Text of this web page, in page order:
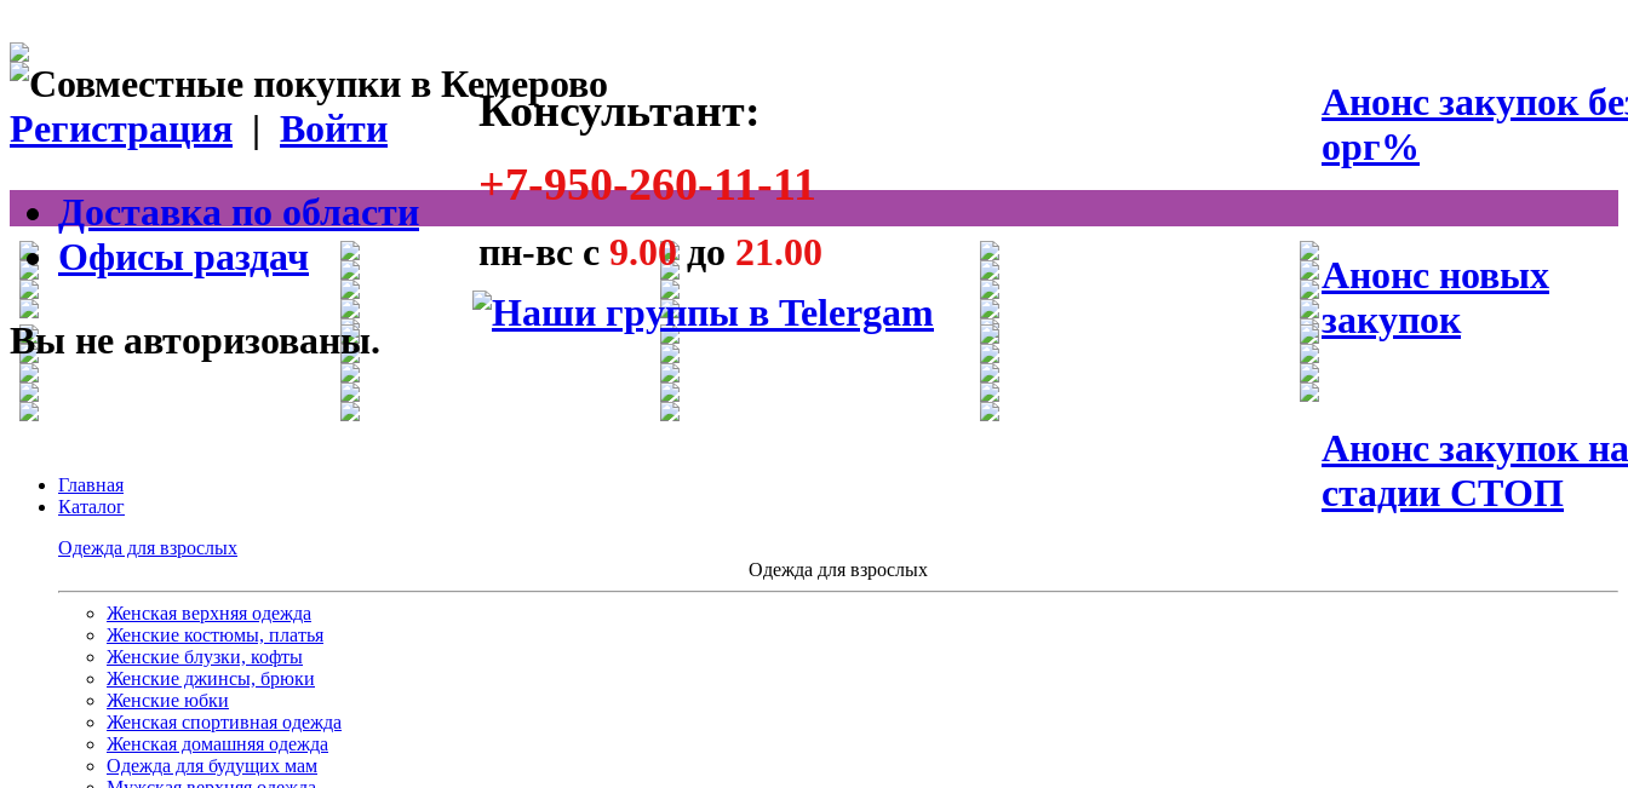
Анонс закупок
орг%
Анонс новых
закупок
Анонс закупок на
стадии СТОП
Консультант:
+7-950-260-11-11
пн-вс с 9.00до 21.00
Регистрация | Войти
Доставка по области
Офисы раздач
Вы не авторизованы.
Главная
Каталог
Одежда для взрослых
Одежда для взрослых
Женская верхняя одежда
Женские костюмы, платья
Женские блузки, кофты
Женские джинсы, брюки
Женские юбки
Женская спортивная одежда
Женская домашняя одежда
Одежда для будущих мам